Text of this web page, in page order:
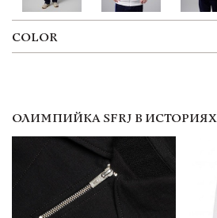
COLOR
ОЛИМПИЙКА SFRJ В ИСТОРИЯХ